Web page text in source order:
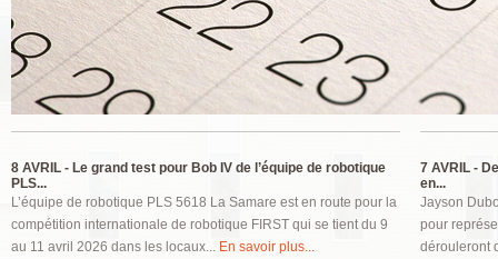
8 AVRIL - Le grand test pour Bob IV de l’équipe de robotique
PLS...
L’équipe de robotique PLS 5618 La Samare est en route pour la
compétition internationale de robotique FIRST qui se tient du 9
au 11 avril 2026 dans les locaux... En savoir plus...
7 AVRIL -
en...
Jayson
pour
dérouleront
Pages